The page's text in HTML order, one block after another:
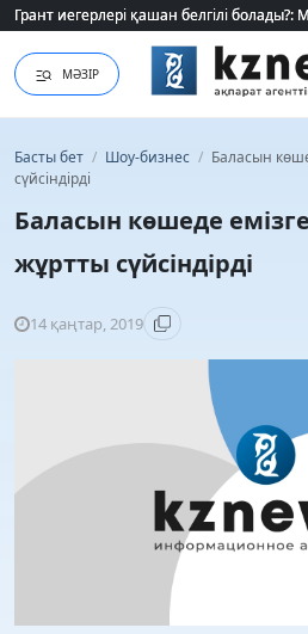
Грант иегерлері қашан белгілі
Грант иегерлері қашан белгілі
МӘЗІР
Басты бет / Шоу-бизнес / Баласын
сүйсіндірді
Баласын көшеде
жұртты сүйсіндірді
14 қаңтар, 2019